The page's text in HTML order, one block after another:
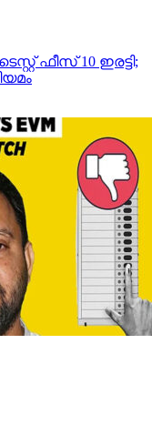
ഫീസ് 10 ഇരട്ടി;